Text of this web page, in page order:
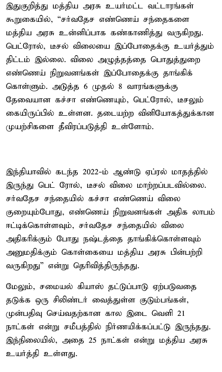
இதுகுறித்து மத்திய அரசு உயர்மட்ட வட்டாரங்கள்
கூறுகையில், “சர்வதேச எண்ணெய் சந்தைகளை
மத்திய அரசு உன்னிப்பாக கண்காணித்து வருகிறது.
பெட்ரோல், டீசல் விலையை இப்போதைக்கு உயர்த்தும்
திட்டம் இல்லை. விலை அழுத்தத்தை பொதுத்துறை
எண்ணெய் நிறுவனங்கள் இப்போதைக்கு தாங்கிக்
கொள்ளும். அடுத்த 6 முதல் 8 வாரங்களுக்கு
தேவையான கச்சா எண்ணெயும், பெட்ரோல், டீசலும்
கையிருப்பில் உள்ளன. தடையற்ற வினியோகத்துக்கான
முயற்சிகளை தீவிரப்படுத்தி உள்ளோம்.
இந்தியாவில் கடந்த 2022-ம் ஆண்டு ஏப்ரல் மாதத்தில்
இருந்து பெட் ரோல், டீசல் விலை மாற்றப்படவில்லை.
சர்வதேச சந்தையில் கச்சா எண்ணெய் விலை
குறையும்போது, எண்ணெய் நிறுவனங்கள் அதிக லாபம்
ஈட்டிக்கொள்ளவும், சர்வதேச சந்தையில் விலை
அதிகரிக்கும் போது நஷ்டத்தை தாங்கிக்கொள்ளவும்
அனுமதிக்கும் கொள்கையை மத்திய அரசு பின்பற்றி
வருகிறது” என்று தெரிவித்திருந்தது.
மேலும், சமையல் கியாஸ் தட்டுப்பாடு ஏற்படுவதை
தடுக்க ஒரு சிலிண்டர் வைத்துள்ள குடும்பங்கள்,
முன்பதிவு செய்வதற்கான கால இடை வெளி 21
நாட்கள் என்று சமீபத்தில் நிர்ணயிக்கப்பட்டு இருந்தது.
இந்நிலையில், அதை 25 நாட்கள் என்று மத்திய அரசு
உயர்த்தி உள்ளது.